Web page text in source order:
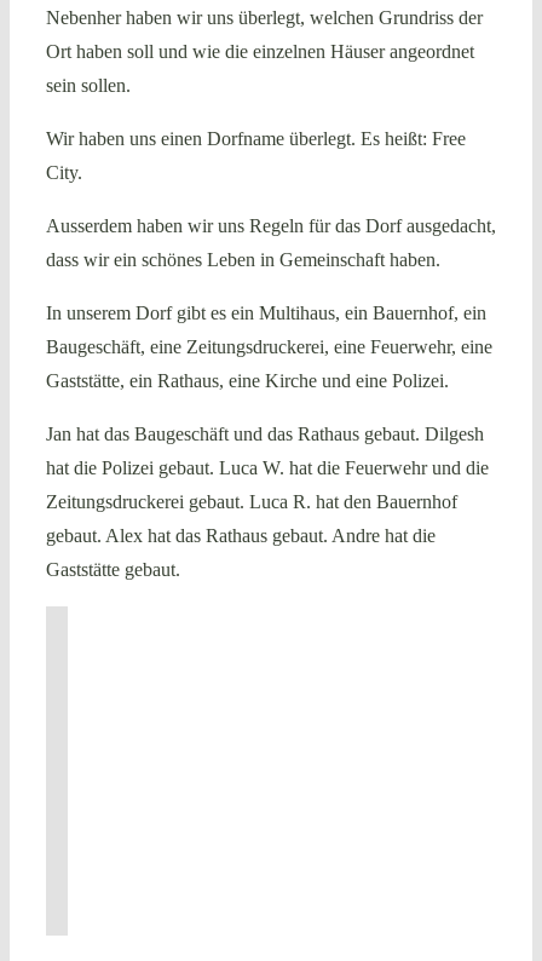
Nebenher haben wir uns überlegt, welchen Grundriss der
Ort haben soll und wie die einzelnen Häuser angeordnet
sein sollen.
Wir haben uns einen Dorfname überlegt. Es heißt: Free
City.
Ausserdem haben wir uns Regeln für das Dorf ausgedacht,
dass wir ein schönes Leben in Gemeinschaft haben.
In unserem Dorf gibt es ein Multihaus, ein Bauernhof, ein
Baugeschäft, eine Zeitungsdruckerei, eine Feuerwehr, eine
Gaststätte, ein Rathaus, eine Kirche und eine Polizei.
Jan hat das Baugeschäft und das Rathaus gebaut. Dilgesh
hat die Polizei gebaut. Luca W. hat die Feuerwehr und die
Zeitungsdruckerei gebaut. Luca R. hat den Bauernhof
gebaut. Alex hat das Rathaus gebaut. Andre hat die
Gaststätte gebaut.